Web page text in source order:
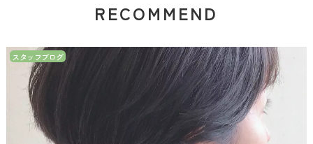
RECOMMEND
スタッフブログ